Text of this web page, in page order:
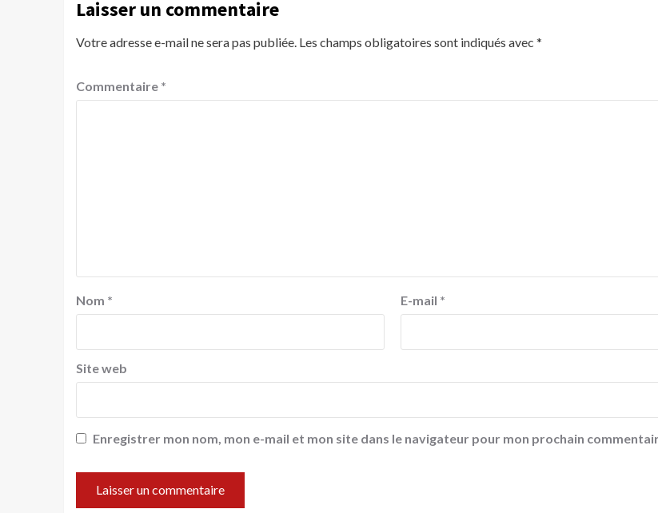
Laisser un commentaire
Votre adresse e-mail ne sera pas publiée. Les champs obligatoires sont indiqués avec *
Commentaire *
Nom * E-mail *
Site web
Enregistrer mon nom, mon e-mail et mon site dans le navigateur pour mon prochain